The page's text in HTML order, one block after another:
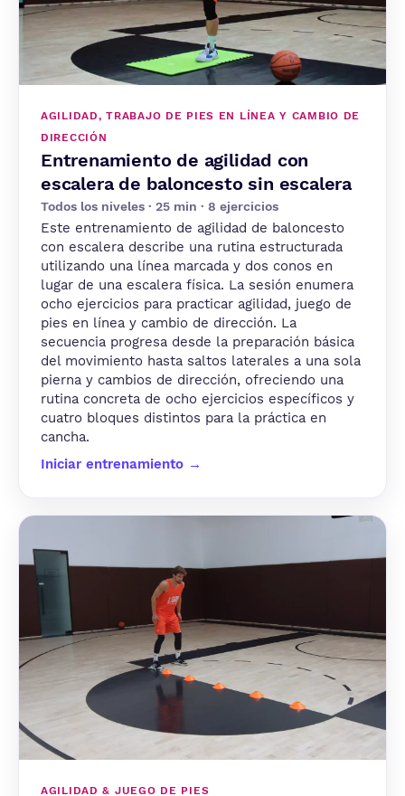
AGILIDAD, TRABAJO DE PIES EN LÍNEA Y CAMBIO DE
DIRECCIÓN
Entrenamiento de agilidad con
escalera de baloncesto sin escalera
Todos los niveles · 25 min · 8 ejercicios
Este entrenamiento de agilidad de baloncesto
con escalera describe una rutina estructurada
utilizando una línea marcada y dos conos en
lugar de una escalera física. La sesión enumera
ocho ejercicios para practicar agilidad, juego de
pies en línea y cambio de dirección. La
secuencia progresa desde la preparación básica
del movimiento hasta saltos laterales a una sola
pierna y cambios de dirección, ofreciendo una
rutina concreta de ocho ejercicios específicos y
cuatro bloques distintos para la práctica en
cancha.
Iniciar entrenamiento →
AGILIDAD & JUEGO DE PIES